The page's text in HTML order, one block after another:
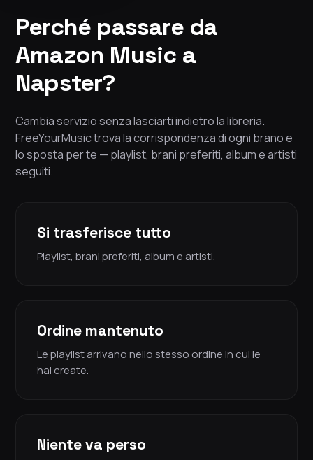
Perché passare da
Amazon Music a
Napster?
Cambia servizio senza lasciarti indietro la libreria.
FreeYourMusic trova la corrispondenza di ogni brano e
lo sposta per te — playlist, brani preferiti, album e artisti
seguiti.
Si trasferisce tutto
Playlist, brani preferiti, album e artisti.
Ordine mantenuto
Le playlist arrivano nello stesso ordine in cui le
hai create.
Niente va perso